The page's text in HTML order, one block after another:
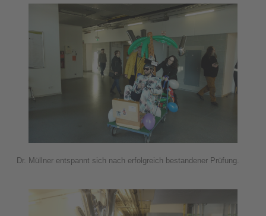
Dr. Müllner entspannt sich nach erfolgreich bestandener Prüfung.